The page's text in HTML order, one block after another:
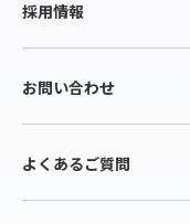
採用情報
お問い合わせ
よくあるご質問